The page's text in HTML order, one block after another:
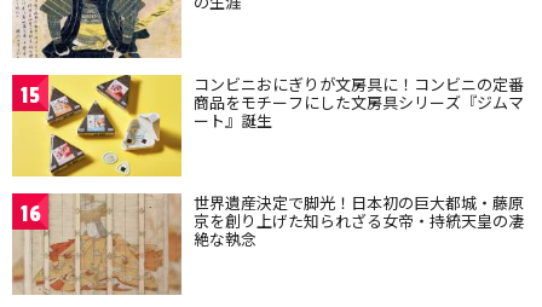
15 コンビニおにぎりが文房具に！コンビニの定番
商品をモチーフにした文房具シリーズ『ジムマ
ート』誕生
16 世界遺産決定で脚光！日本初の巨大都城・藤原
京を創り上げた知られざる女帝・持統天皇の凄
絶な執念